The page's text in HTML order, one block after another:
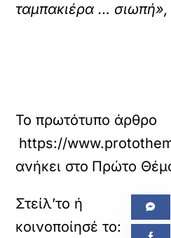
ταμπακιέρα … σιωπή»,
Το πρωτότυπο άρθρο
https://
ανήκει στο Πρώτο